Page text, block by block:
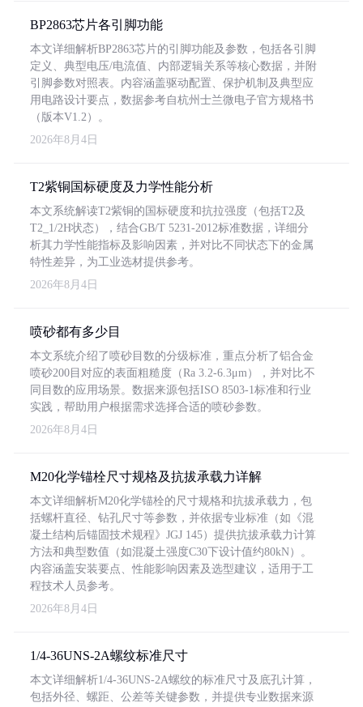
BP2863芯片各引脚功能
本文详细解析BP2863芯片的引脚功能及参数，包括各引脚
定义、典型电压/电流值、内部逻辑关系等核心数据，并附
引脚参数对照表。内容涵盖驱动配置、保护机制及典型应
用电路设计要点，数据参考自杭州士兰微电子官方规格书
（版本V1.2）。
2026年8月4日
T2紫铜国标硬度及力学性能分析
本文系统解读T2紫铜的国标硬度和抗拉强度（包括T2及
T2_1/2H状态），结合GB/T 5231-2012标准数据，详细分
析其力学性能指标及影响因素，并对比不同状态下的金属
特性差异，为工业选材提供参考。
2026年8月4日
喷砂都有多少目
本文系统介绍了喷砂目数的分级标准，重点分析了铝合金
喷砂200目对应的表面粗糙度（Ra 3.2-6.3μm），并对比不
同目数的应用场景。数据来源包括ISO 8503-1标准和行业
实践，帮助用户根据需求选择合适的喷砂参数。
2026年8月4日
M20化学锚栓尺寸规格及抗拔承载力详解
本文详细解析M20化学锚栓的尺寸规格和抗拔承载力，包
括螺杆直径、钻孔尺寸等参数，并依据专业标准（如《混
凝土结构后锚固技术规程》JGJ 145）提供抗拔承载力计算
方法和典型数值（如混凝土强度C30下设计值约80kN）。
内容涵盖安装要点、性能影响因素及选型建议，适用于工
程技术人员参考。
2026年8月4日
1/4-36UNS-2A螺纹标准尺寸
本文详细解析1/4-36UNS-2A螺纹的标准尺寸及底孔计算，
包括外径、螺距、公差等关键参数，并提供专业数据来源